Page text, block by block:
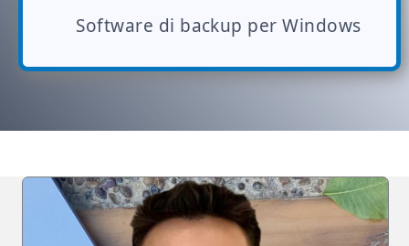
Software di backup per Windows